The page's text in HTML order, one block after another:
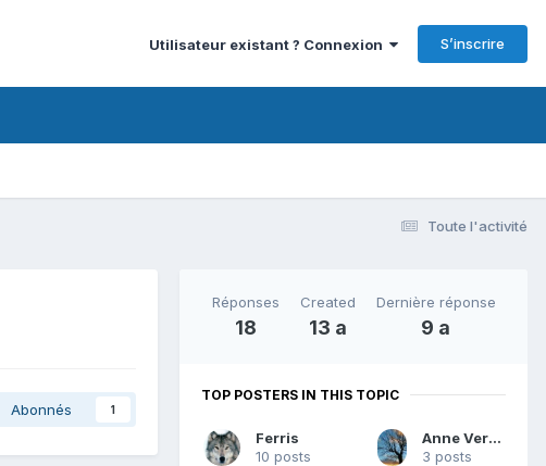
Utilisateur existant ? Connexion S’inscrire
Toute l'activité
Abonnés 1
Réponses
18
Created
13 a
Dernière réponse
9 a
TOP POSTERS IN THIS TOPIC
Ferris
10 posts
Anne Verneuil
3 posts